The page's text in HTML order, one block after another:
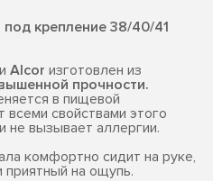
крепление 38/40/41
Alcor изготовлен из
прочности.
в пищевой
свойствами этого
не вызывает аллергии.
комфортно сидит на руке,
приятный на ощупь.